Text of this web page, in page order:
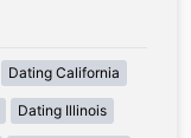
Dating California
Dating Illinois